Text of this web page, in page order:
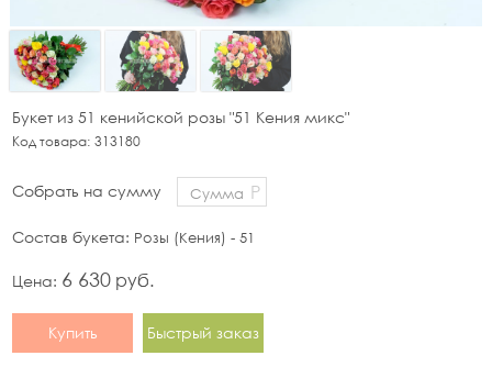
Букет из 51 кенийской розы "51 Кения микс"
Код товара: 313180
Собрать на сумму Р
Состав букета: Розы (Кения) - 51
Цена: 6 630 руб.
Купить Быстрый заказ